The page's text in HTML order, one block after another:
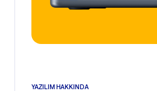
YAZILIM HAKKINDA